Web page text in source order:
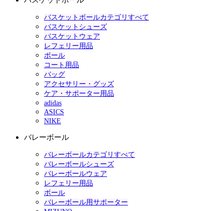
バスケットボールカテゴリすべて
バスケットシューズ
バスケットウェア
レフェリー用品
ボール
コート用品
バッグ
アクセサリー・グッズ
ケア・サポーター用品
adidas
ASICS
NIKE
バレーボール
バレーボールカテゴリすべて
バレーボールシューズ
バレーボールウェア
レフェリー用品
ボール
バレーボール用サポーター